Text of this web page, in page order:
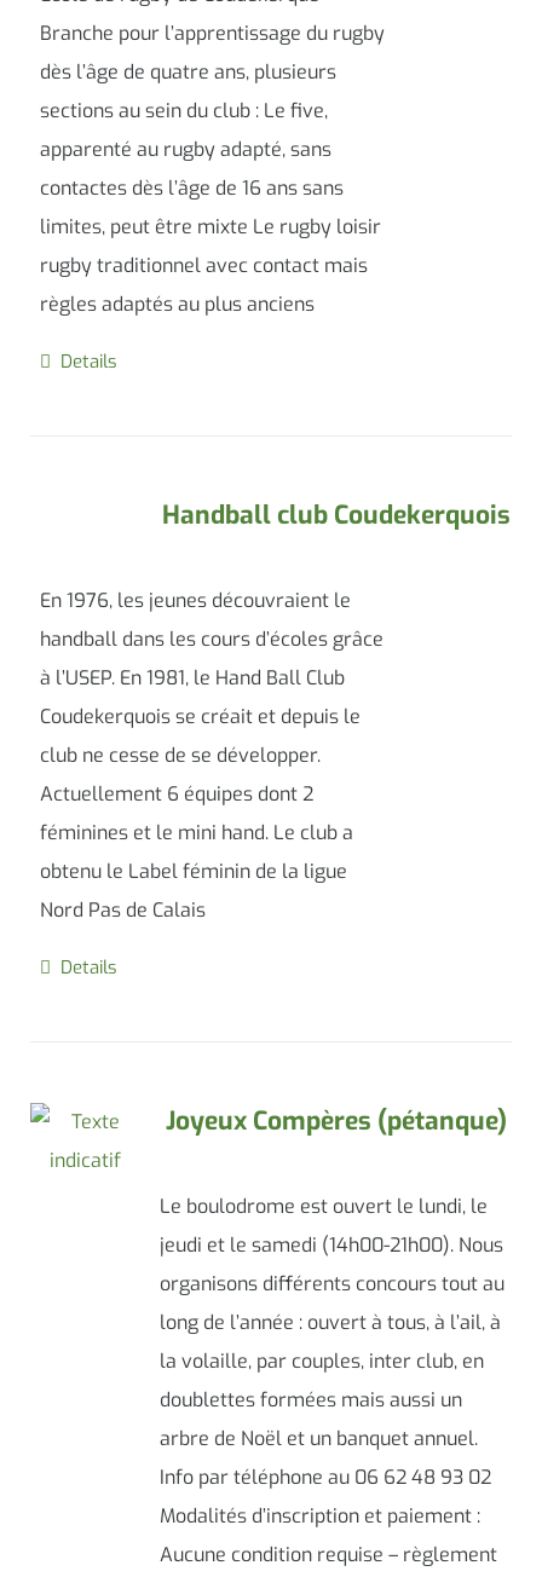
Branche pour l’apprentissage du rugby
dès l’âge de quatre ans, plusieurs
sections au sein du club : Le five,
apparenté au rugby adapté, sans
contactes dès l’âge de 16 ans sans
limites, peut être mixte Le rugby loisir
rugby traditionnel avec contact mais
règles adaptés au plus anciens
Details
Handball club Coudekerquois
En 1976, les jeunes découvraient le
handball dans les cours d’écoles grâce
à l’USEP. En 1981, le Hand Ball Club
Coudekerquois se créait et depuis le
club ne cesse de se développer.
Actuellement 6 équipes dont 2
féminines et le mini hand. Le club a
obtenu le Label féminin de la ligue
Nord Pas de Calais
Details
Joyeux Compères (pétanque)
Le boulodrome est ouvert le lundi, le
jeudi et le samedi (14h00-21h00). Nous
organisons différents concours tout au
long de l’année : ouvert à tous, à l’ail, à
la volaille, par couples, inter club, en
doublettes formées mais aussi un
arbre de Noël et un banquet annuel.
Info par téléphone au 06 62 48 93 02
Modalités d’inscription et paiement :
Aucune condition requise – règlement